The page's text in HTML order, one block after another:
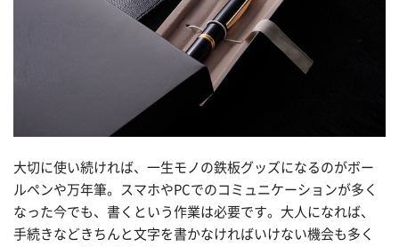
大切に使い続ければ、一生モノの鉄板グッズになるのがボー
ルペンや万年筆。スマホやPCでのコミュニケーションが多く
なった今でも、書くという作業は必要です。大人になれば、
手続きなどきちんと文字を書かなければいけない機会も多く